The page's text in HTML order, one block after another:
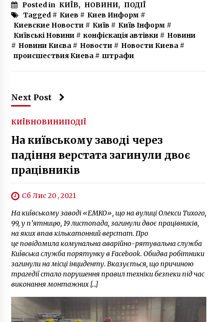
Мураєва
4 роки ago
Під Головним слідчим управлінням СБУ
проходить акція на підтримку Сергія
Стерненка
6 років ago
Posted in КИЇВ, НОВИНИ, ПОДІЇ
Tagged # Киев # Киев Информ #
Киевские Новости # Київ # Київ Інформ #
Київські Новини # конфіскація автівки # Новини
# Новини Києва# Новости # Новости Киева#
происшествия Киева# штрафи
Next Post
КИЇВНОВИНИПОДІЇ
На київському заводі через
падіння верстата загинули двоє
працівників
Сб Лис 20 , 2021
На київському заводі «ЕМКО», що на вулиці Олекси Тихого,
99, у п’ятницю, 19 листопада, загинули двоє працівників,
на яких впав кількатонний верстат. Про
це повідомила комунальна аварійно-рятувальна служба
Київська служба порятунку в Facebook. Обидва робітники
загинули на місці інциденту. Вказується, що причиною
трагедії стало порушення правил техніки безпеки під час
виконання монтажних […]